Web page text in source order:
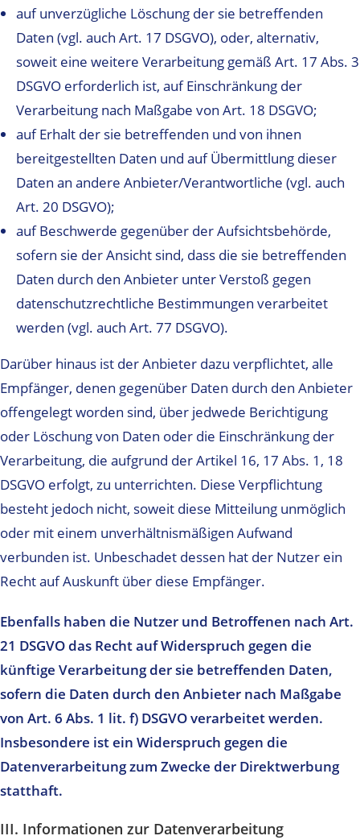
auf unverzügliche Löschung der sie betreffenden
Daten (vgl. auch Art. 17 DSGVO), oder, alternativ,
soweit eine weitere Verarbeitung gemäß Art. 17 Abs. 3
DSGVO erforderlich ist, auf Einschränkung der
Verarbeitung nach Maßgabe von Art. 18 DSGVO;
auf Erhalt der sie betreffenden und von ihnen
bereitgestellten Daten und auf Übermittlung dieser
Daten an andere Anbieter/Verantwortliche (vgl. auch
Art. 20 DSGVO);
auf Beschwerde gegenüber der Aufsichtsbehörde,
sofern sie der Ansicht sind, dass die sie betreffenden
Daten durch den Anbieter unter Verstoß gegen
datenschutzrechtliche Bestimmungen verarbeitet
werden (vgl. auch Art. 77 DSGVO).
Darüber hinaus ist der Anbieter dazu verpflichtet, alle
Empfänger, denen gegenüber Daten durch den Anbieter
offengelegt worden sind, über jedwede Berichtigung
oder Löschung von Daten oder die Einschränkung der
Verarbeitung, die aufgrund der Artikel 16, 17 Abs. 1, 18
DSGVO erfolgt, zu unterrichten. Diese Verpflichtung
besteht jedoch nicht, soweit diese Mitteilung unmöglich
oder mit einem unverhältnismäßigen Aufwand
verbunden ist. Unbeschadet dessen hat der Nutzer ein
Recht auf Auskunft über diese Empfänger.
Ebenfalls haben die Nutzer und Betroffenen nach Art.
21 DSGVO das Recht auf Widerspruch gegen die
künftige Verarbeitung der sie betreffenden Daten,
sofern die Daten durch den Anbieter nach Maßgabe
von Art. 6 Abs. 1 lit. f) DSGVO verarbeitet werden.
Insbesondere ist ein Widerspruch gegen die
Datenverarbeitung zum Zwecke der Direktwerbung
statthaft.
III. Informationen zur Datenverarbeitung